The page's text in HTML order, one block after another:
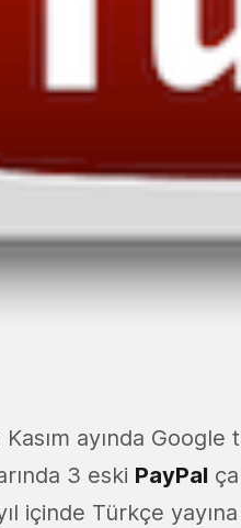
Kasım ayında Google
3 eski PayPal
içinde Türkçe